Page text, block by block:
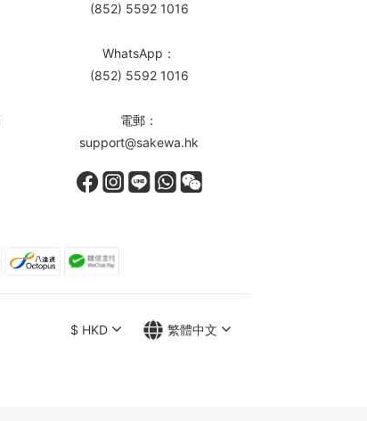
(852) 5592 1016
WhatsApp：
(852) 5592 1016
電郵：
support@sakewa.hk
$ HKD 繁體中文